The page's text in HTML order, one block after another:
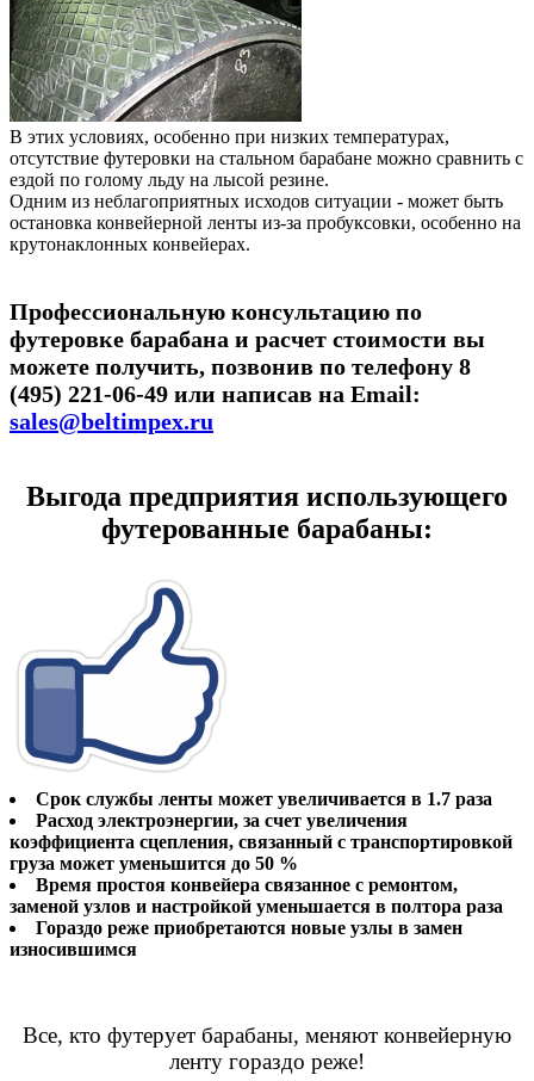
В этих условиях, особенно при низких температурах,
отсутствие футеровки на стальном барабане можно сравнить с
ездой по голому льду на лысой резине.
Одним из неблагоприятных исходов ситуации - может быть
остановка конвейерной ленты из-за пробуксовки, особенно на
крутонаклонных конвейерах.
Профессиональную консультацию по
футеровке барабана и расчет стоимости вы
можете получить, позвонив по телефону 8
(495) 221-06-49 или написав на Email:
sales@beltimpex.ru
Выгода предприятия использующего
футерованные барабаны:
Срок службы ленты может увеличивается в 1.7 раза
Расход электроэнергии, за счет увеличения
коэффициента сцепления, связанный с транспортировкой
груза может уменьшится до 50 %
Время простоя конвейера связанное с ремонтом,
заменой узлов и настройкой уменьшается в полтора раза
Гораздо реже приобретаются новые узлы в замен
износившимся
Все, кто футерует барабаны, меняют конвейерную
ленту гораздо реже!